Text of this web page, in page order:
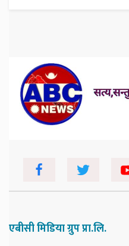
एबीसी मिडिया ग्रुप प्रा.लि.